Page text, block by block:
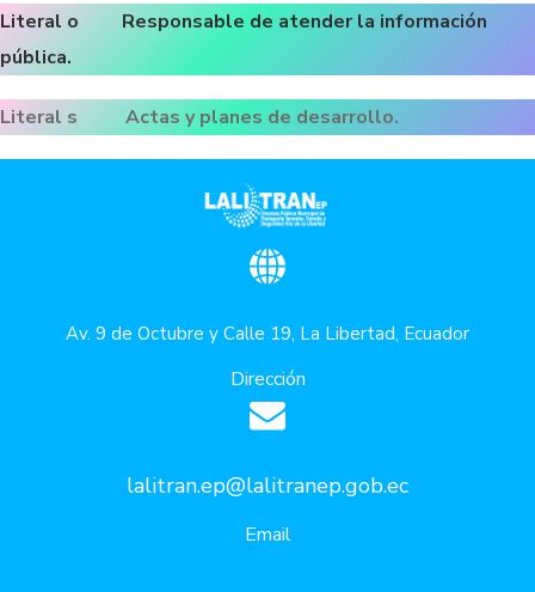
Literal o Responsable de atender la información
pública.
Literal s Actas y planes de desarrollo.
Av. 9 de Octubre y Calle 19, La Libertad, Ecuador
Dirección
lalitran.ep@lalitranep.gob.ec
Email